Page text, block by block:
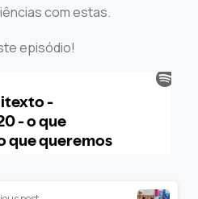
com estas.
episódio!